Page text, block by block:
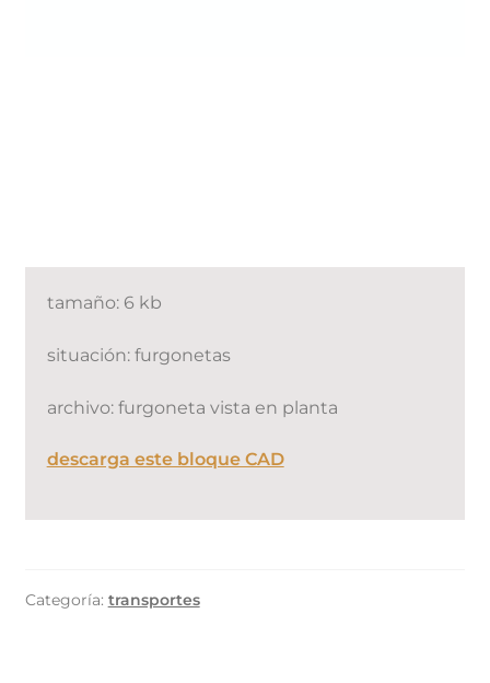
tamaño: 6 kb
situación: furgonetas
archivo: furgoneta vista en planta
descarga este bloque CAD
Categoría: transportes